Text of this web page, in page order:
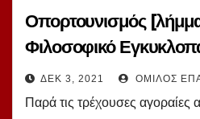
Οπορτουνισμός
Φιλοσοφικό
Α.Ε. της ΕΣΣΔ, ελλ.
ΔΕΚ 3, 2021 ΌΜΙΛΟΣ
Παρά τις τρέχουσες αγοραίες